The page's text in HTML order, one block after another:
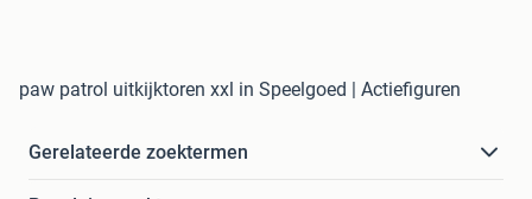
paw patrol uitkijktoren xxl in Speelgoed | Actiefiguren
Gerelateerde zoektermen